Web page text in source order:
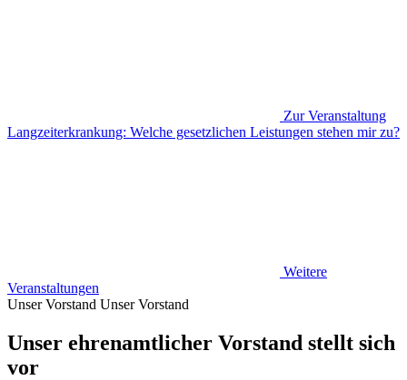
Zur Veranstaltung
Langzeiterkrankung: Welche gesetzlichen Leistungen stehen mir zu?
Weitere
Veranstaltungen
Unser Vorstand Unser Vorstand
Unser ehrenamtlicher Vorstand stellt sich
vor